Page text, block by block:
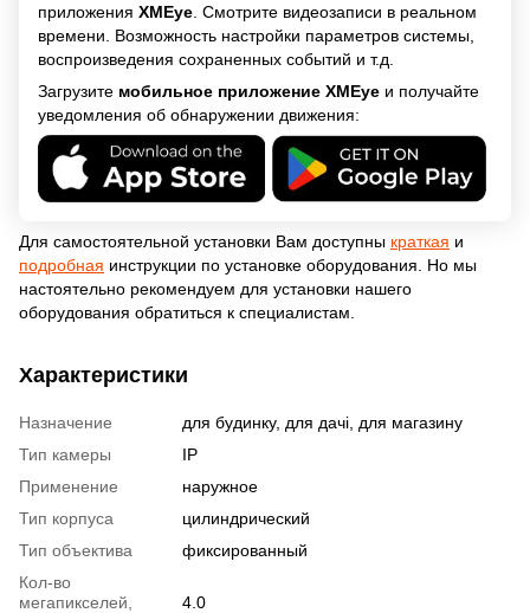
приложения XМЕye. Смотрите видеозаписи в реальном
времени. Возможность настройки параметров системы,
воспроизведения сохраненных событий и т.д.
Загрузите мобильное приложение XМЕye и получайте
уведомления об обнаружении движения:
Для самостоятельной установки Вам доступны краткая и
подробная инструкции по установке оборудования. Но мы
настоятельно рекомендуем для установки нашего
оборудования обратиться к специалистам.
Характеристики
Назначение
для будинку, для дачі, для магазину
Тип камеры
IP
Применение
наружное
Тип корпуса
цилиндрический
Тип объектива
фиксированный
Кол-во
мегапикселей,
4.0